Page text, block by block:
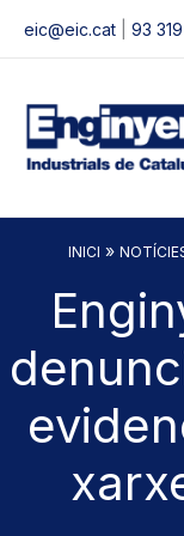
eic@eic.cat 93
INICI »